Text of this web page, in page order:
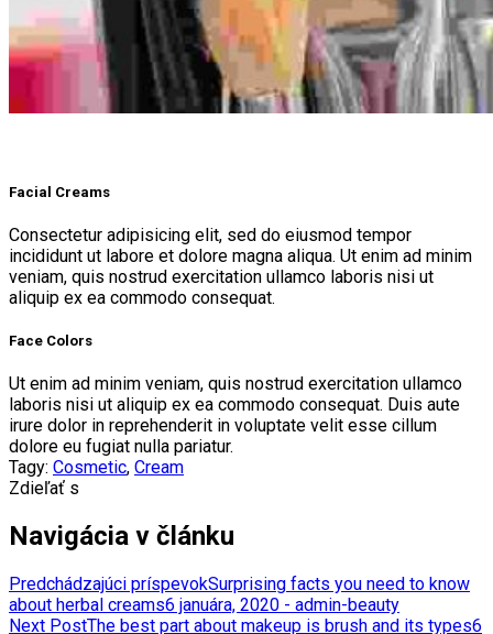
Facial Creams
Consectetur adipisicing elit, sed do eiusmod tempor
incididunt ut labore et dolore magna aliqua. Ut enim ad minim
veniam, quis nostrud exercitation ullamco laboris nisi ut
aliquip ex ea commodo consequat.
Face Colors
Ut enim ad minim veniam, quis nostrud exercitation ullamco
laboris nisi ut aliquip ex ea commodo consequat. Duis aute
irure dolor in reprehenderit in voluptate velit esse cillum
dolore eu fugiat nulla pariatur.
Tagy: Cosmetic, Cream
Zdieľať s
Navigácia v článku
Predchádzajúci príspevokSurprising facts you need to know
about herbal creams6 januára, 2020 - admin-beauty
Next PostThe best part about makeup is brush and its types6